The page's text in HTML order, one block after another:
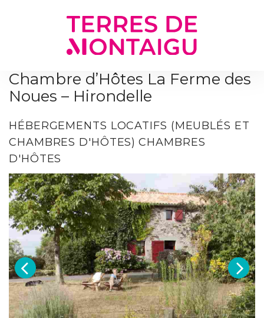
Chambre d’Hôtes La Ferme des
Noues – Hirondelle
HÉBERGEMENTS LOCATIFS (MEUBLÉS ET
CHAMBRES D'HÔTES) CHAMBRES
D'HÔTES